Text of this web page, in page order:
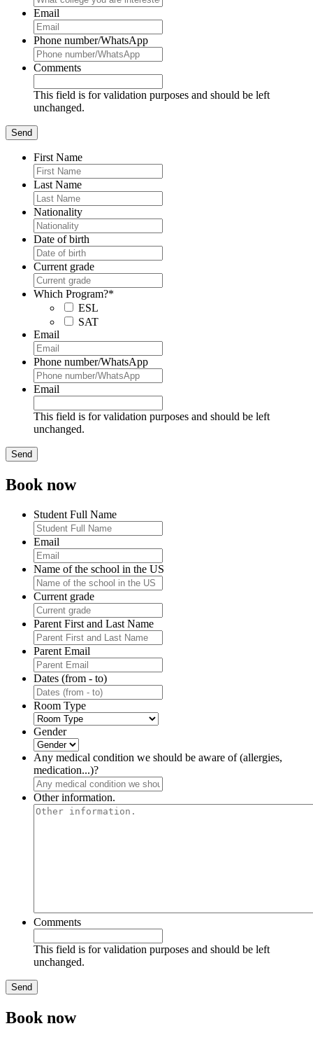
Email
Phone number/WhatsApp
Comments
This field is for validation purposes and should be left
unchanged.
First Name
Last Name
Nationality
Date of birth
Current grade
Which Program?*
ESL
SAT
Email
Phone number/WhatsApp
Email
This field is for validation purposes and should be left
unchanged.
Book now
Student Full Name
Email
Name of the school in the US
Current grade
Parent First and Last Name
Parent Email
Dates (from - to)
Room Type
Gender
Any medical condition we should be aware of (allergies,
medication...)?
Other information.
Comments
This field is for validation purposes and should be left
unchanged.
Book now